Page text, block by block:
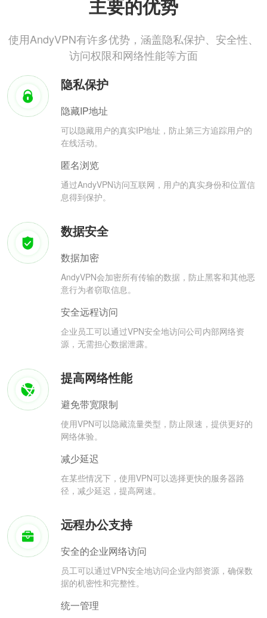
主要的优势
使用AndyVPN有许多优势，涵盖隐私保护、安全性、
访问权限和网络性能等方面
隐私保护
隐藏IP地址
可以隐藏用户的真实IP地址，防止第三方追踪用户的
在线活动。
匿名浏览
通过AndyVPN访问互联网，用户的真实身份和位置信
息得到保护。
数据安全
数据加密
AndyVPN会加密所有传输的数据，防止黑客和其他恶
意行为者窃取信息。
安全远程访问
企业员工可以通过VPN安全地访问公司内部网络资
源，无需担心数据泄露。
提高网络性能
避免带宽限制
使用VPN可以隐藏流量类型，防止限速，提供更好的
网络体验。
减少延迟
在某些情况下，使用VPN可以选择更快的服务器路
径，减少延迟，提高网速。
远程办公支持
安全的企业网络访问
员工可以通过VPN安全地访问企业内部资源，确保数
据的机密性和完整性。
统一管理